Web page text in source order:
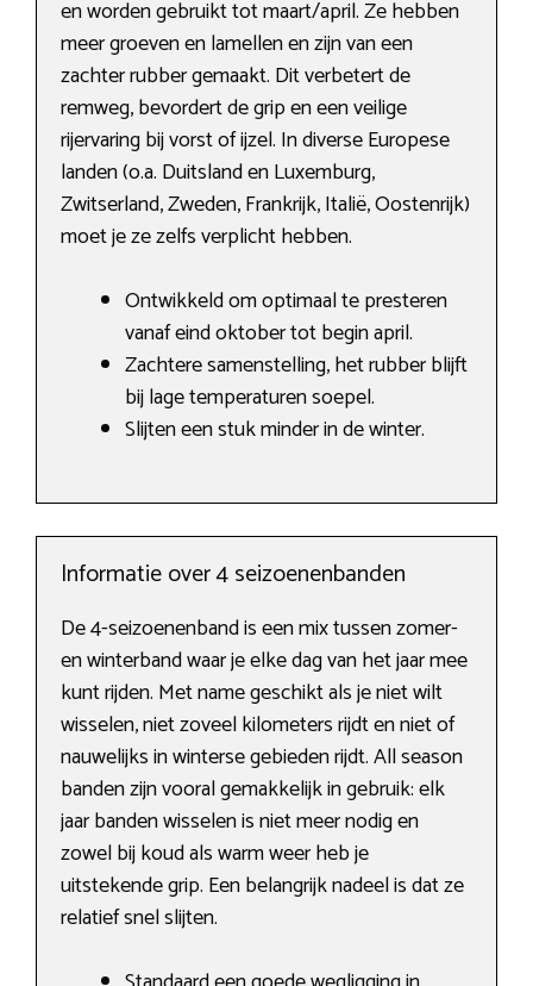
en worden gebruikt tot maart/april. Ze hebben
meer groeven en lamellen en zijn van een
zachter rubber gemaakt. Dit verbetert de
remweg, bevordert de grip en een veilige
rijervaring bij vorst of ijzel. In diverse Europese
landen (o.a. Duitsland en Luxemburg,
Zwitserland, Zweden, Frankrijk, Italië, Oostenrijk)
moet je ze zelfs verplicht hebben.
Ontwikkeld om optimaal te presteren
vanaf eind oktober tot begin april.
Zachtere samenstelling, het rubber blijft
bij lage temperaturen soepel.
Slijten een stuk minder in de winter.
Informatie over 4 seizoenenbanden
De 4-seizoenenband is een mix tussen zomer-
en winterband waar je elke dag van het jaar mee
kunt rijden. Met name geschikt als je niet wilt
wisselen, niet zoveel kilometers rijdt en niet of
nauwelijks in winterse gebieden rijdt. All season
banden zijn vooral gemakkelijk in gebruik: elk
jaar banden wisselen is niet meer nodig en
zowel bij koud als warm weer heb je
uitstekende grip. Een belangrijk nadeel is dat ze
relatief snel slijten.